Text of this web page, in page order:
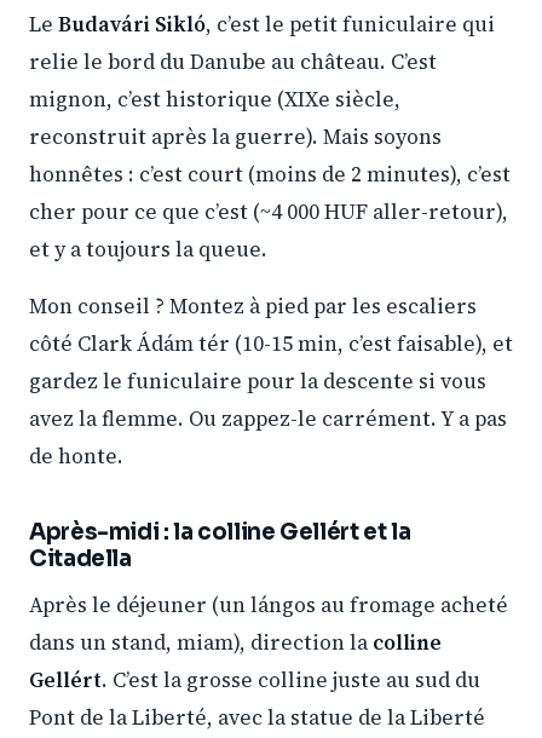
Le Budavári Sikló, c’est le petit funiculaire qui
relie le bord du Danube au château. C’est
mignon, c’est historique (XIXe siècle,
reconstruit après la guerre). Mais soyons
honnêtes : c’est court (moins de 2 minutes), c’est
cher pour ce que c’est (~4 000 HUF aller-retour),
et y a toujours la queue.
Mon conseil ? Montez à pied par les escaliers
côté Clark Ádám tér (10-15 min, c’est faisable), et
gardez le funiculaire pour la descente si vous
avez la flemme. Ou zappez-le carrément. Y a pas
de honte.
Après-midi : la colline Gellért et la
Citadella
Après le déjeuner (un lángos au fromage acheté
dans un stand, miam), direction lacolline
Gellért. C’est la grosse colline juste au sud du
Pont de la Liberté, avec la statue de la Liberté